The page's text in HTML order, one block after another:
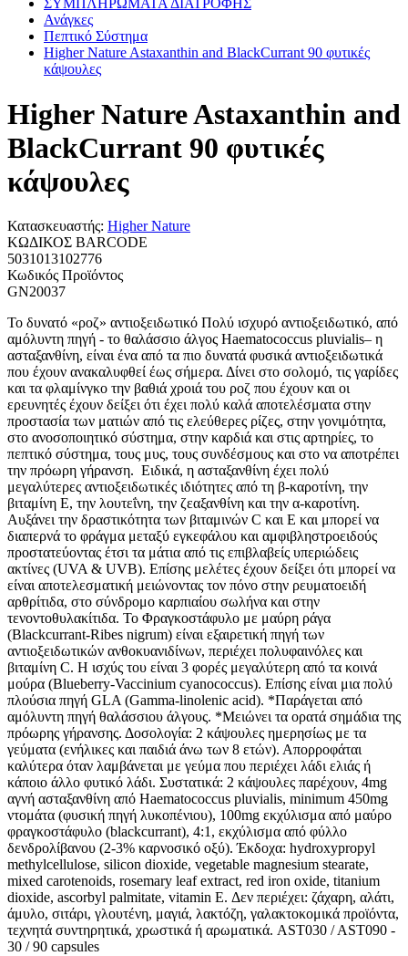
ΣΥΜΠΛΗΡΩΜΑΤΑ ΔΙΑΤΡΟΦΗΣ
Ανάγκες
Πεπτικό Σύστημα
Higher Nature Astaxanthin and BlackCurrant 90 φυτικές
κάψουλες
Higher Nature Astaxanthin and
BlackCurrant 90 φυτικές
κάψουλες
Κατασκευαστής: Higher Nature
ΚΩΔΙΚΟΣ BARCODE
5031013102776
Κωδικός Προϊόντος
GN20037
Το δυνατό «ροζ» αντιοξειδωτικό Πολύ ισχυρό αντιοξειδωτικό, από
αμόλυντη πηγή - το θαλάσσιο άλγος Haematococcus pluvialis– η
ασταξανθίνη, είναι ένα από τα πιο δυνατά φυσικά αντιοξειδωτικά
που έχουν ανακαλυφθεί έως σήμερα. Δίνει στο σολομό, τις γαρίδες
και τα φλαμίνγκο την βαθιά χροιά του ροζ που έχουν και οι
ερευνητές έχουν δείξει ότι έχει πολύ καλά αποτελέσματα στην
προστασία των ματιών από τις ελεύθερες ρίζες, στην γονιμότητα,
στο ανοσοποιητικό σύστημα, στην καρδιά και στις αρτηρίες, το
πεπτικό σύστημα, τους μυς, τους συνδέσμους και στο να αποτρέπει
την πρόωρη γήρανση. Ειδικά, η ασταξανθίνη έχει πολύ
μεγαλύτερες αντιοξειδωτικές ιδιότητες από τη β-καροτίνη, την
βιταμίνη Ε, την λουτεΐνη, την ζεαξανθίνη και την α-καροτίνη.
Αυξάνει την δραστικότητα των βιταμινών C και E και μπορεί να
διαπερνά το φράγμα μεταξύ εγκεφάλου και αμφιβληστροειδούς
προστατεύοντας έτσι τα μάτια από τις επιβλαβείς υπεριώδεις
ακτίνες (UVA & UVB). Επίσης μελέτες έχουν δείξει ότι μπορεί να
είναι αποτελεσματική μειώνοντας τον πόνο στην ρευματοειδή
αρθρίτιδα, στο σύνδρομο καρπιαίου σωλήνα και στην
τενοντοθυλακίτιδα. To Φραγκοστάφυλο με μαύρη ράγα
(Blackcurrant-Ribes nigrum) είναι εξαιρετική πηγή των
αντιοξειδωτικών ανθοκυανιδίνων, περιέχει πολυφαινόλες και
βιταμίνη C. Η ισχύς του είναι 3 φορές μεγαλύτερη από τα κοινά
μούρα (Blueberry-Vaccinium cyanococcus). Επίσης είναι μια πολύ
πλούσια πηγή GLA (Gamma-linolenic acid). *Παράγεται από
αμόλυντη πηγή θαλάσσιου άλγους. *Μειώνει τα ορατά σημάδια της
πρόωρης γήρανσης. Δοσολογία: 2 κάψουλες ημερησίως με τα
γεύματα (ενήλικες και παιδιά άνω των 8 ετών). Απορροφάται
καλύτερα όταν λαμβάνεται με γεύμα που περιέχει λάδι ελιάς ή
κάποιο άλλο φυτικό λάδι. Συστατικά: 2 κάψουλες παρέχουν, 4mg
αγνή ασταξανθίνη από Haematococcus pluvialis, minimum 450mg
ντομάτα (φυσική πηγή λυκοπένιου), 100mg εκχύλισμα από μαύρο
φραγκοστάφυλο (blackcurrant), 4:1, εκχύλισμα από φύλλο
δενδρολίβανου (2-3% καρνοσικό οξύ). Έκδοχα: hydroxypropyl
methylcellulose, silicon dioxide, vegetable magnesium stearate,
mixed carotenoids, rosemary leaf extract, red iron oxide, titanium
dioxide, ascorbyl palmitate, vitamin E. Δεν περιέχει: ζάχαρη, αλάτι,
άμυλο, σιτάρι, γλουτένη, μαγιά, λακτόζη, γαλακτοκομικά προϊόντα,
τεχνητά συντηρητικά, χρωστικά ή αρωματικά. AST030 / AST090 -
30 / 90 capsules